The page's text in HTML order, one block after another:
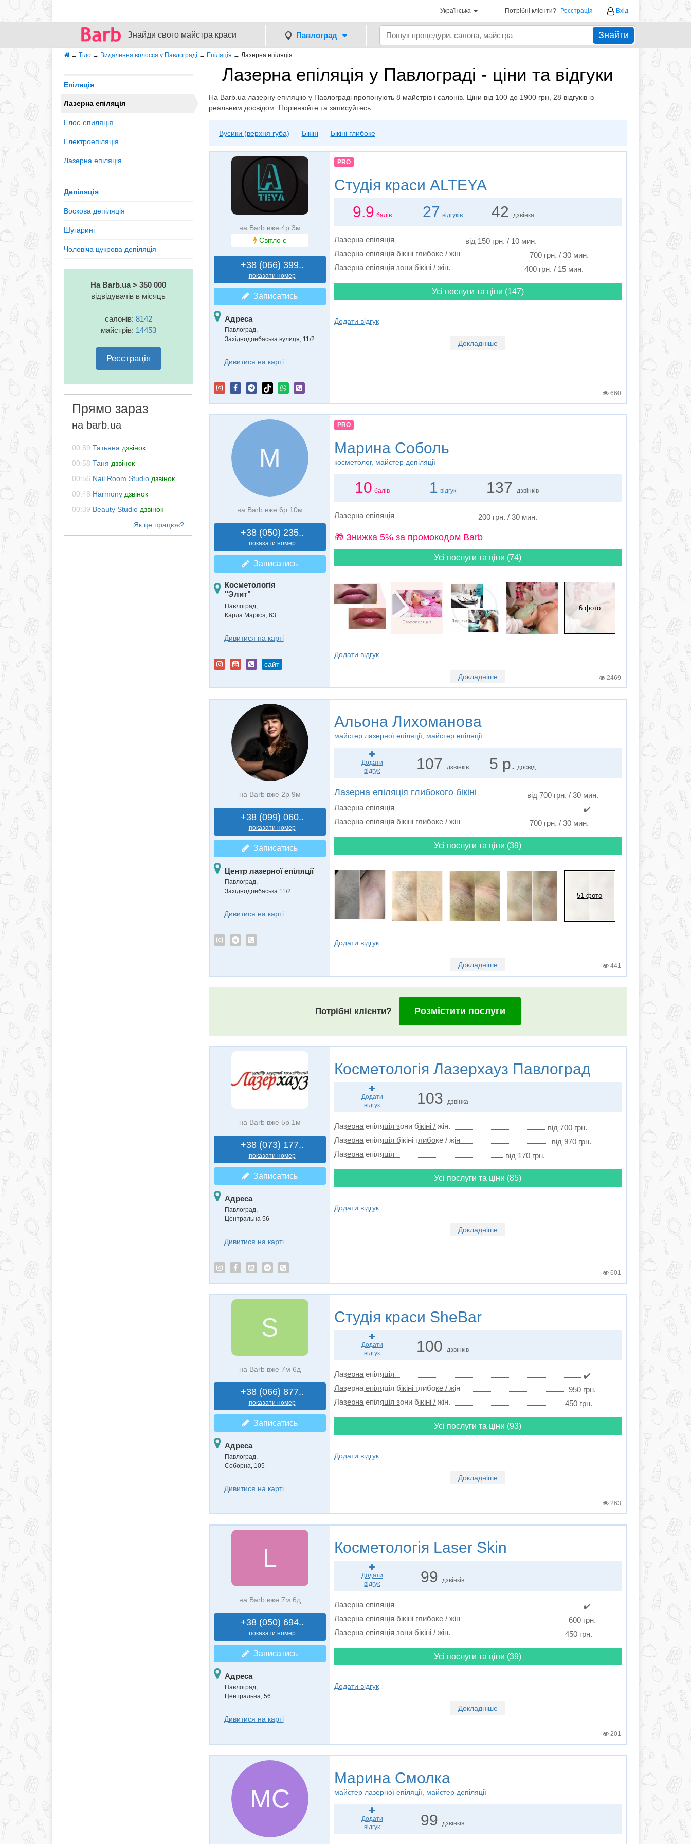
Українська Потрібні клієнти? Реєстрація Вхід
Знайди свого майстра краси Павлоград Знайти
→ Тіло → Видалення волосся у Павлограді → Епіляція → Лазерна епіляція
Лазерна епіляція у Павлограді - ціни та відгуки
На Barb.ua лазерну епіляцію у Павлограді пропонують 8 майстрів i салонів. Ціни від 100 до 1900 грн, 28 відгуків із
реальним досвідом. Порівнюйте та записуйтесь.
Вусики (верхня губа) Бікіні Бікіні глибоке
Епіляція
Лазерна епіляція
Елос-епиляція
Електроепіляція
Лазерна епіляція
Депіляція
Воскова депіляція
Шугаринг
Чоловіча цукрова депіляція
На Barb.ua > 350 000
відвідувачів в місяць
салонів: 8142
майстрів: 14453
Реєстрація
Прямо зараз
на barb.ua
00:59 Татьяна дзвінок
00:58 Таня дзвінок
00:56 Nail Room Studio дзвінок
00:48 Harmony дзвінок
00:39 Beauty Studio дзвінок
на Barb вже 4р 3м
Світло є
+38 (066) 399..
показати номер
Записатись
Адреса
Павлоград
Західнодонбаська вулиця, 11/2
Дивитися на карті
PRO
Студія краси ALTEYA
9.9 балів 27 відгуків 42 дзвінка
Лазерна епіляція
від 150 грн. / 10 мин.
Лазерна епіляція бікіні глибоке / жін
700 грн. / 30 мин.
Лазерна епіляція зони бікіні / жін.
400 грн. / 15 мин.
Усі послуги та ціни (147)
Додати відгук
Докладніше
660
М
на Barb вже 6р 10м
+38 (050) 235..
показати номер
Записатись
Косметологія
"Элит"
Павлоград,
Карла Маркса, 63
Дивитися на карті
сайт
PRO
Марина Соболь
косметолог, майстер депіляції
10 балів 1 відгук 137 дзвінків
Лазерна епіляція 200 грн. / 30 мин.
🎁 Знижка 5% за промокодом Barb
Усі послуги та ціни (74)
6 фото
Додати відгук
Докладніше 2469
на Barb вже 2р 9м
+38 (099) 060..
показати номер
Записатись
Центр лазерної епіляції
Павлоград,
Західнодонбаська 11/2
Дивитися на карті
Альона Лихоманова
майстер лазерної епіляції, майстер епіляції
Додати
відгук
107 дзвінків 5 р. досвід
Лазерна епіляція глибокого бікіні
від 700 грн. / 30 мин.
Лазерна епіляція
✔️
Лазерна епіляція бікіні глибоке / жін
700 грн. / 30 мин.
Усі послуги та ціни (39)
51 фото
Додати відгук
Докладніше 441
Потрібні клієнти? Розмістити послуги
на Barb вже 5р 1м
+38 (073) 177..
показати номер
Записатись
Адреса
Павлоград
Центральна 56
Дивитися на карті
Косметологія Лазерхауз Павлоград
Додати
відгук
103 дзвінка
Лазерна епіляція зони бікіні / жін.
від 700 грн.
Лазерна епіляція бікіні глибоке / жін
від 970 грн.
Лазерна епіляція
від 170 грн.
Усі послуги та ціни (85)
Додати відгук
Докладніше
601
S
на Barb вже 7м 6д
+38 (066) 877..
показати номер
Записатись
Адреса
Павлоград,
Соборна, 105
Дивитися на карті
Студія краси SheBar
Додати
відгук
100 дзвінків
Лазерна епіляція
✔️
Лазерна епіляція бікіні глибоке / жін
950 грн.
Лазерна епіляція зони бікіні / жін.
450 грн.
Усі послуги та ціни (93)
Додати відгук
Докладніше
263
L
на Barb вже 7м 6д
+38 (050) 694..
показати номер
Записатись
Адреса
Павлоград,
Центральна, 56
Дивитися на карті
Косметологія Laser Skin
Додати
відгук
99 дзвінків
Лазерна епіляція
✔️
Лазерна епіляція бікіні глибоке / жін
600 грн.
Лазерна епіляція зони бікіні / жін.
450 грн.
Усі послуги та ціни (39)
Додати відгук
Докладніше
201
МС
Марина Смолка
майстер лазерної епіляції, майстер депіляції
Додати
відгук
99 дзвінків